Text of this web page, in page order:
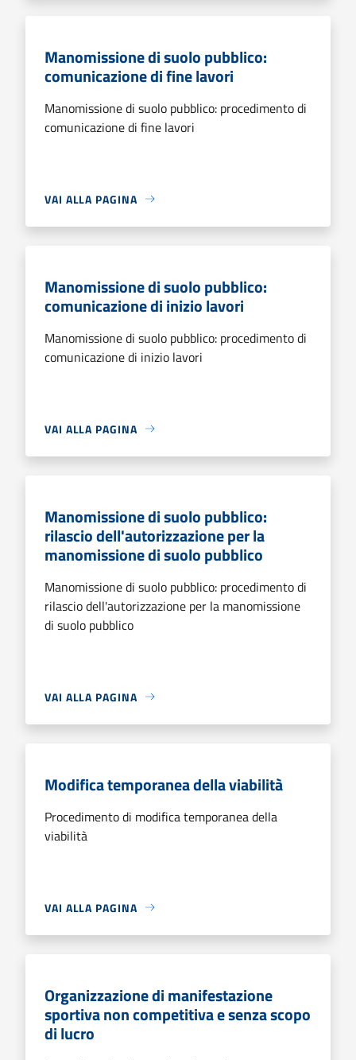
Manomissione di suolo pubblico:
comunicazione di fine lavori
Manomissione di suolo pubblico: procedimento di
comunicazione di fine lavori
VAI ALLA PAGINA
Manomissione di suolo pubblico:
comunicazione di inizio lavori
Manomissione di suolo pubblico: procedimento di
comunicazione di inizio lavori
VAI ALLA PAGINA
Manomissione di suolo pubblico:
rilascio dell'autorizzazione per la
manomissione di suolo pubblico
Manomissione di suolo pubblico: procedimento di
rilascio dell'autorizzazione per la manomissione
di suolo pubblico
VAI ALLA PAGINA
Modifica temporanea della viabilità
Procedimento di modifica temporanea della
viabilità
VAI ALLA PAGINA
Organizzazione di manifestazione
sportiva non competitiva e senza scopo
di lucro